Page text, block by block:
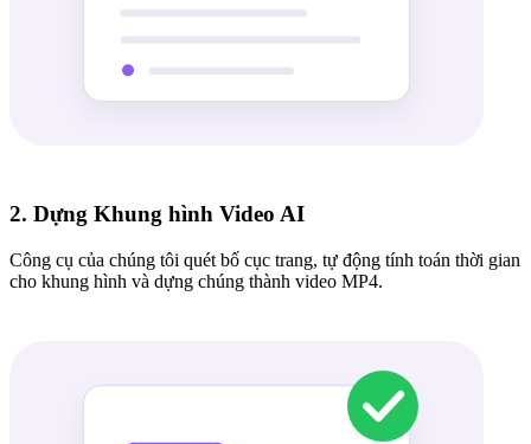
2. Dựng Khung hình Video AI
Công cụ của chúng tôi quét bố cục trang, tự động tính toán thời gian
cho khung hình và dựng chúng thành video MP4.